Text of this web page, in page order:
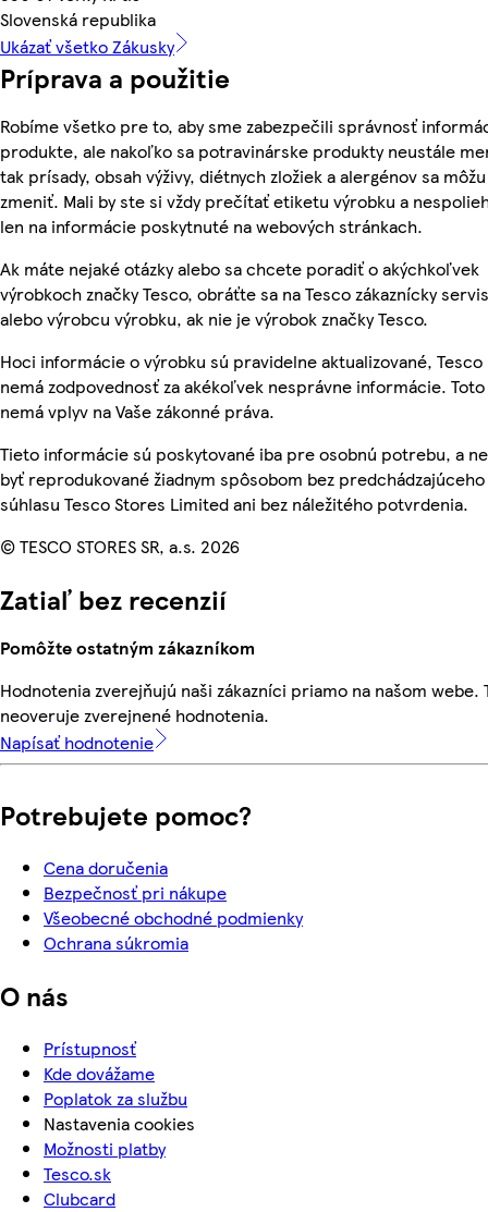
Slovenská republika
Ukázať všetko Zákusky
Príprava a použitie
Robíme všetko pre to, aby sme zabezpečili správnosť
produkte, ale nakoľko sa potravinárske produkty neustále
tak prísady, obsah výživy, diétnych zložiek a alergénov sa môžu
zmeniť. Mali by ste si vždy prečítať etiketu výrobku a
len na informácie poskytnuté na webových stránkach.
Ak máte nejaké otázky alebo sa chcete poradiť o akýchkoľvek
výrobkoch značky Tesco, obráťte sa na Tesco zákaznícky
alebo výrobcu výrobku, ak nie je výrobok značky Tesco.
Hoci informácie o výrobku sú pravidelne aktualizované, Tesco
nemá zodpovednosť za akékoľvek nesprávne informácie. Toto
nemá vplyv na Vaše zákonné práva.
Tieto informácie sú poskytované iba pre osobnú potrebu, a
byť reprodukované žiadnym spôsobom bez predchádzajúceho
súhlasu Tesco Stores Limited ani bez náležitého potvrdenia.
© TESCO STORES SR, a.s. 2026
Zatiaľ bez recenzií
Pomôžte ostatným zákazníkom
Hodnotenia zverejňujú naši zákazníci priamo na našom webe.
neoveruje zverejnené hodnotenia.
Napísať hodnotenie
Potrebujete pomoc?
Cena doručenia
Bezpečnosť pri nákupe
Všeobecné obchodné podmienky
Ochrana súkromia
O nás
Prístupnosť
Kde dovážame
Poplatok za službu
Nastavenia cookies
Možnosti platby
Tesco.sk
Clubcard